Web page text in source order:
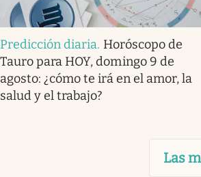
Predicción diaria. Horóscopo de
Tauro para HOY, domingo 9 de
agosto: ¿cómo te irá en el amor, la
salud y el trabajo?
Las